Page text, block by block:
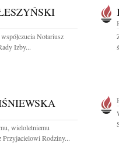
Notariusz
Izby...
wieloletniemu
Przyjacielowi Rodziny...